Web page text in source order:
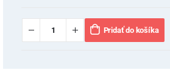
Pridať do košíka